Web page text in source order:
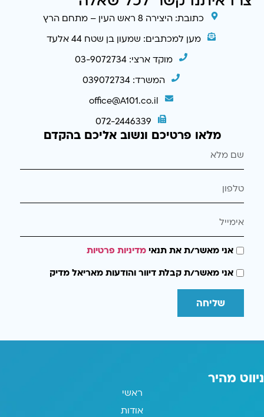
כתובת: היצירה 8 ראש העין – מתחם הרץ
מען למכתבים: שמעון בן שטח 44 אלעד
מוקד ארצי: 03-9072734
המשרד: 039072734
office@A101.co.il
072-2446339
מלאו פרטיכם ונשוב אליכם בהקדם
אני מאשר/ת את תנאימדיניות פרטיות
אני מאשר/ת קבלת דיוור והודעות מאריאל מדיק
שליחה
ניווט מהיר
ראשי
אודות